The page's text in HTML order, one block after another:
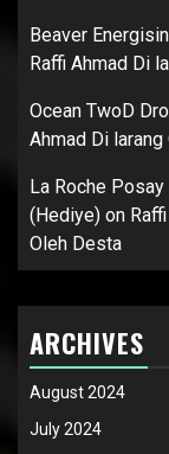
Beaver
Raffi Ahmad Di
Ocean TwoD
Ahmad Di
La Roche
(Hediye) on
Oleh Desta
ARCHIVES
August 2024
July 2024